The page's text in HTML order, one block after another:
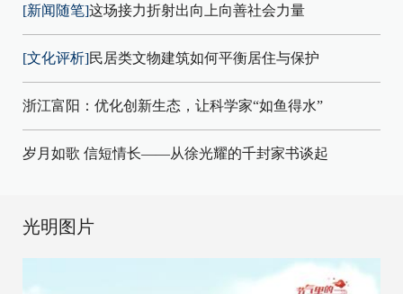
[新闻随笔]这场接力折射出向上向善社会力量
[文化评析]民居类文物建筑如何平衡居住与保护
浙江富阳：优化创新生态，让科学家“如鱼得水”
岁月如歌 信短情长——从徐光耀的千封家书谈起
光明图片